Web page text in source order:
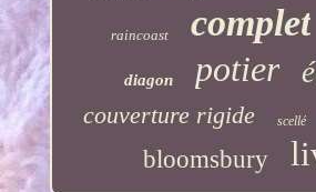
raincoast complet
diagon potier
couverture rigide scellé
bloomsbury